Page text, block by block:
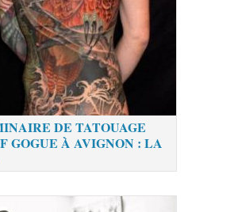
DE TATOUAGE
GOGUE À AVIGNON : LA